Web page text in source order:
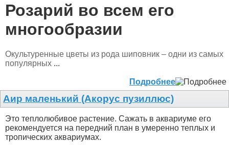
Розарий во всем его
многообразии
Окультуренные цветы из рода шиповник – одни из самых
популярных ...
Подробнее
Аир маленький (Акорус пузиллюс)
Это теплолюбивое растение. Сажать в аквариуме его
рекомендуется на передний план в умеренно теплых и
тропических аквариумах.